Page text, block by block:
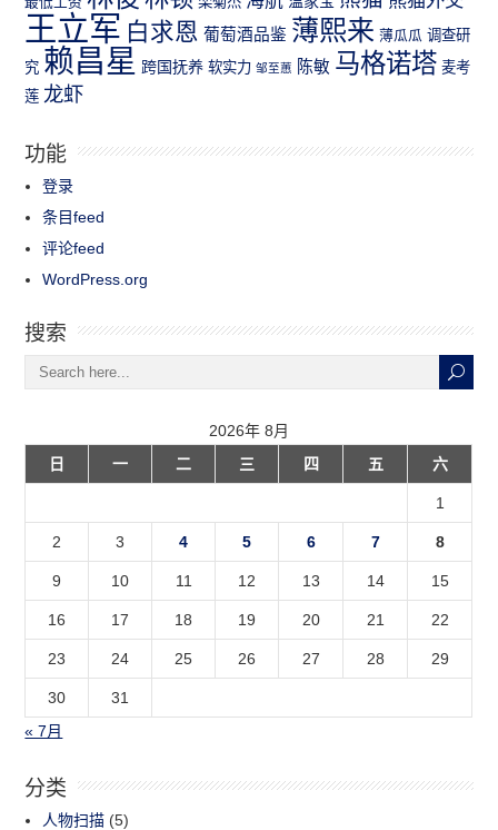
王立军 白求恩 葡萄酒品鉴 薄熙来 薄瓜瓜 调查研
究 赖昌星 跨国抚养 软实力 邹至蕙 陈敏 马格诺塔 麦考
莲 龙虾
功能
登录
条目feed
评论feed
WordPress.org
搜索
2026年 8月
日
一 二 三 四 五 六
1
2 3 4 5 6 7 8
9 10 11 12 13 14 15
16 17 18 19 20 21 22
23 24 25 26 27 28 29
30
31
« 7月
分类
人物扫描 (5)